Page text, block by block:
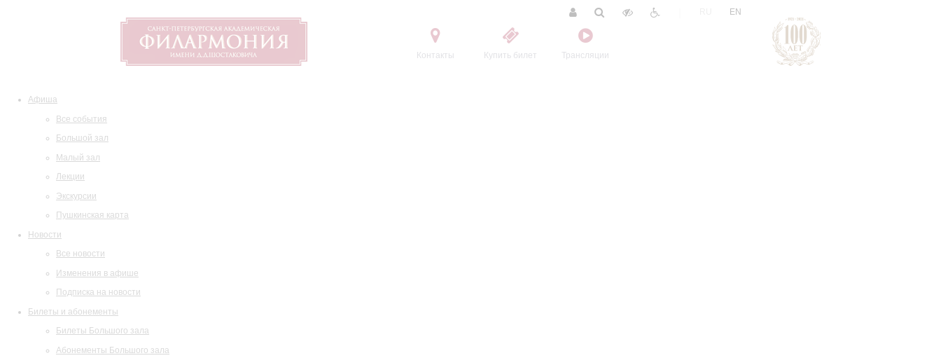
Контакты Купить билет Трансляции
EN
Афиша
Все события
Большой зал
Малый зал
Лекции
Экскурсии
Пушкинская карта
Новости
Все новости
Изменения в афише
Подписка на новости
Билеты и абонементы
Билеты Большого зала
Абонементы Большого зала